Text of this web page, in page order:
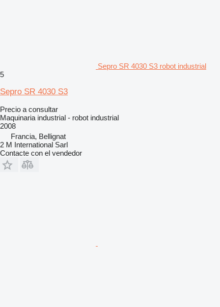
Sepro SR 4030 S3 robot industrial
5
Sepro SR 4030 S3
Precio a consultar
Maquinaria industrial - robot industrial
2008
Francia, Bellignat
2 M International Sarl
Contacte con el vendedor